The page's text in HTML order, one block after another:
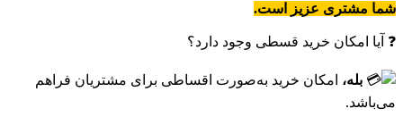
شما مشتری عزیز است.
❓ آیا امکان خرید قسطی وجود دارد؟
بله، امکان خرید به‌صورت اقساطی برای مشتریان فراهم
می‌باشد.